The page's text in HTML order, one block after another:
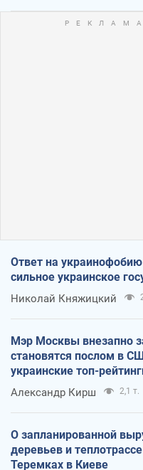
Ответ на
сильное украинское
Николай Княжицкий
Мэр Москвы внезапно
становятся послом в
украинские топ-
Александр Кирш 2,1 т.
О запланированной
деревьев и
Теремках в Киеве